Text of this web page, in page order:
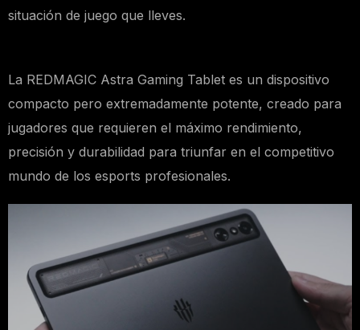
situación de juego que lleves.
La REDMAGIC Astra Gaming Tablet es un dispositivo
compacto pero extremadamente potente, creado para
jugadores que requieren el máximo rendimiento,
precisión y durabilidad para triunfar en el competitivo
mundo de los esports profesionales.